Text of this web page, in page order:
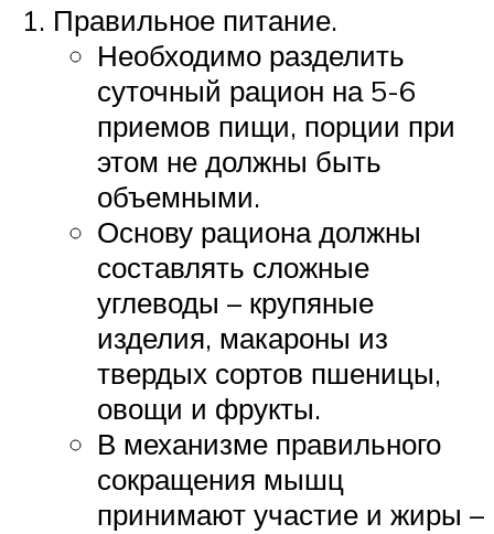
Правильное питание.
Необходимо разделить
суточный рацион на 5-6
приемов пищи, порции при
этом не должны быть
объемными.
Основу рациона должны
составлять сложные
углеводы – крупяные
изделия, макароны из
твердых сортов пшеницы,
овощи и фрукты.
В механизме правильного
сокращения мышц
принимают участие и жиры –